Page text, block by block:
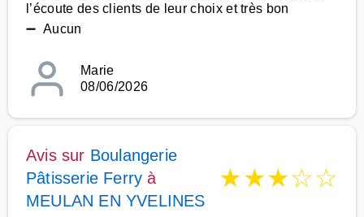
l’écoute des clients de leur choix et très bon
➖ Aucun
Marie
08/06/2026
Avis sur Boulangerie
Pâtisserie Ferry à
MEULAN EN YVELINES
★★★☆☆